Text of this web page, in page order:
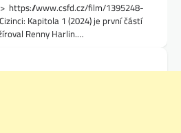
https://www.csfd.cz/film/1395248-
Kapitola 1 (2024) je první částí
Renny Harlin.…